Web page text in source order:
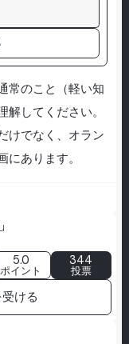
常のこと（軽い知
してください。
けでなく、オラン
あります。
5.0
ポイント
344
投票
ける